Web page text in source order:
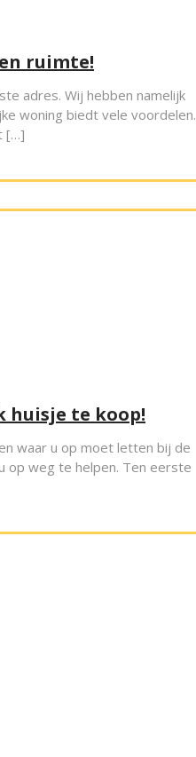
ruimte!
adres. Wij hebben namelijk
woning biedt vele voordelen.
[…]
huisje te koop!
waar u op moet letten bij de
op weg te helpen. Ten eerste